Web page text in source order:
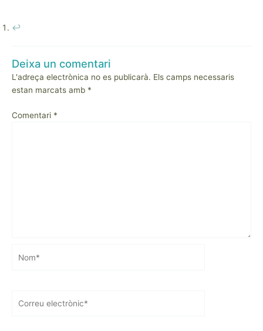
↩︎
Deixa un comentari
L'adreça electrònica no es publicarà. Els camps necessaris
estan marcats amb *
Comentari *
electrònic*